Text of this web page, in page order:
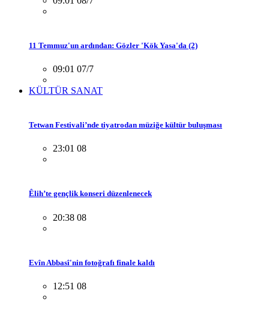
11 Temmuz'un ardından: Gözler 'Kök Yasa'da (2)
09:01 07/7
KÜLTÜR SANAT
Tetwan Festivali’nde tiyatrodan müziğe kültür buluşması
23:01 08
Êlih’te gençlik konseri düzenlenecek
20:38 08
Evîn Abbasî'nin fotoğrafı finale kaldı
12:51 08